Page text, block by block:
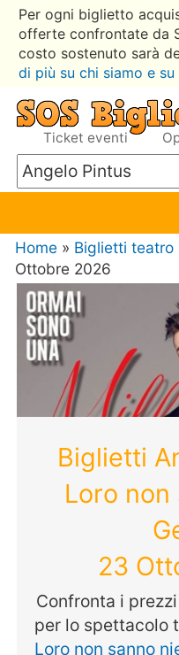
Per ogni biglietto
offerte confrontate da
costo sostenuto sarà
di più su chi siamo e
Ticket eventi
Home » Biglietti teatro
Ottobre 2026
Biglietti
Loro non
23
Confronta i
per lo spettacolo
Loro non sanno